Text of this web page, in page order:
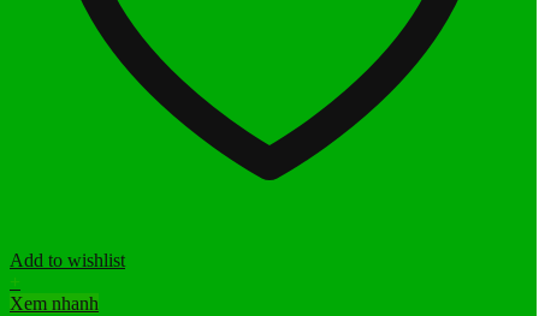
Add to wishlist
+
Xem nhanh